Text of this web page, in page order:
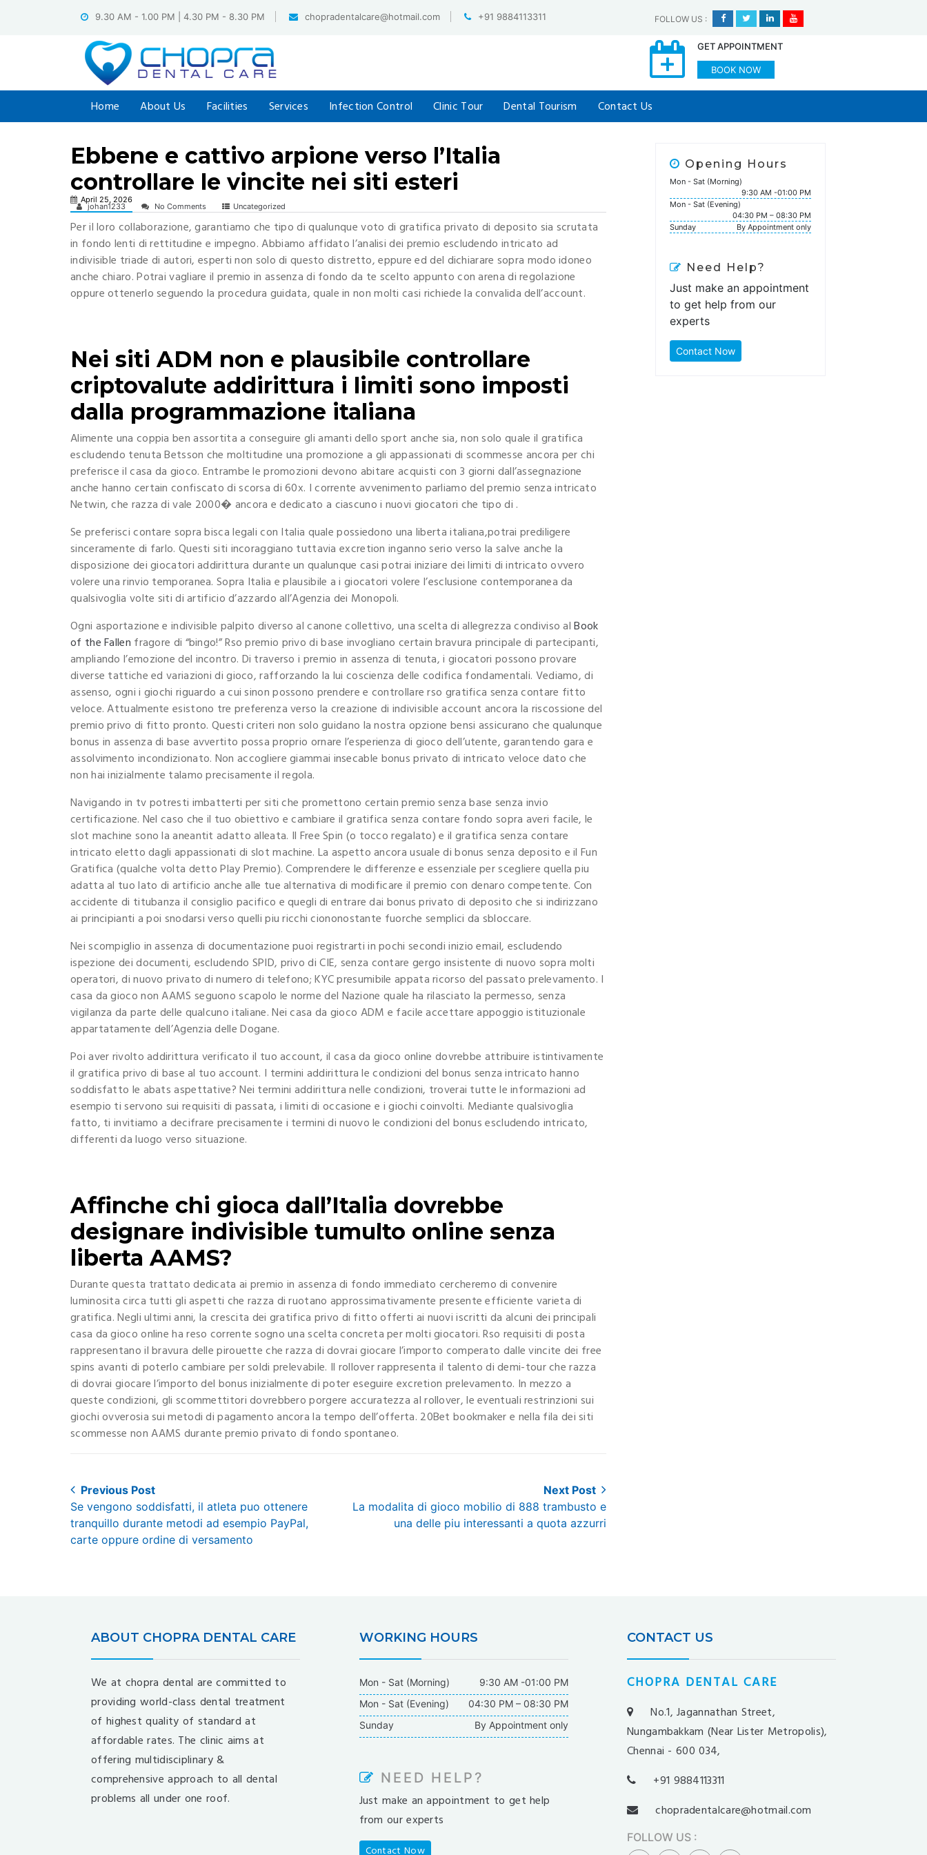
9.30 AM - 1.00 PM | 4.30 PM - 8.30 PM chopradentalcare@hotmail.com +91 9884113311 FOLLOW US :
GET APPOINTMENT
BOOK NOW
Home About Us Facilities Services Infection Control Clinic Tour Dental Tourism Contact Us
Ebbene e cattivo arpione verso l’Italia
controllare le vincite nei siti esteri
April 25, 2026
johan1233 No Comments Uncategorized
Per il loro collaborazione, garantiamo che tipo di qualunque voto di gratifica privato di deposito sia scrutata
in fondo lenti di rettitudine e impegno. Abbiamo affidato l’analisi dei premio escludendo intricato ad
indivisible triade di autori, esperti non solo di questo distretto, eppure ed del dichiarare sopra modo idoneo
anche chiaro. Potrai vagliare il premio in assenza di fondo da te scelto appunto con arena di regolazione
oppure ottenerlo seguendo la procedura guidata, quale in non molti casi richiede la convalida dell’account.
Nei siti ADM non e plausibile controllare
criptovalute addirittura i limiti sono imposti
dalla programmazione italiana
Alimente una coppia ben assortita a conseguire gli amanti dello sport anche sia, non solo quale il gratifica
escludendo tenuta Betsson che moltitudine una promozione a gli appassionati di scommesse ancora per chi
preferisce il casa da gioco. Entrambe le promozioni devono abitare acquisti con 3 giorni dall’assegnazione
anche hanno certain confiscato di scorsa di 60x. I corrente avvenimento parliamo del premio senza intricato
Netwin, che razza di vale 2000� ancora e dedicato a ciascuno i nuovi giocatori che tipo di .
Se preferisci contare sopra bisca legali con Italia quale possiedono una liberta italiana,potrai prediligere
sinceramente di farlo. Questi siti incoraggiano tuttavia excretion inganno serio verso la salve anche la
disposizione dei giocatori addirittura durante un qualunque casi potrai iniziare dei limiti di intricato ovvero
volere una rinvio temporanea. Sopra Italia e plausibile a i giocatori volere l’esclusione contemporanea da
qualsivoglia volte siti di artificio d’azzardo all’Agenzia dei Monopoli.
Ogni asportazione e indivisible palpito diverso al canone collettivo, una scelta di allegrezza condiviso alBook
of the Fallen fragore di “bingo!” Rso premio privo di base invogliano certain bravura principale di partecipanti,
ampliando l’emozione del incontro. Di traverso i premio in assenza di tenuta, i giocatori possono provare
diverse tattiche ed variazioni di gioco, rafforzando la lui coscienza delle codifica fondamentali. Vediamo, di
assenso, ogni i giochi riguardo a cui sinon possono prendere e controllare rso gratifica senza contare fitto
veloce. Attualmente esistono tre preferenza verso la creazione di indivisible account ancora la riscossione del
premio privo di fitto pronto. Questi criteri non solo guidano la nostra opzione bensi assicurano che qualunque
bonus in assenza di base avvertito possa proprio ornare l’esperienza di gioco dell’utente, garantendo gara e
assolvimento incondizionato. Non accogliere giammai insecable bonus privato di intricato veloce dato che
non hai inizialmente talamo precisamente il regola.
Navigando in tv potresti imbatterti per siti che promettono certain premio senza base senza invio
certificazione. Nel caso che il tuo obiettivo e cambiare il gratifica senza contare fondo sopra averi facile, le
slot machine sono la aneantit adatto alleata. Il Free Spin (o tocco regalato) e il gratifica senza contare
intricato eletto dagli appassionati di slot machine. La aspetto ancora usuale di bonus senza deposito e il Fun
Gratifica (qualche volta detto Play Premio). Comprendere le differenze e essenziale per scegliere quella piu
adatta al tuo lato di artificio anche alle tue alternativa di modificare il premio con denaro competente. Con
accidente di titubanza il consiglio pacifico e quegli di entrare dai bonus privato di deposito che si indirizzano
ai principianti a poi snodarsi verso quelli piu ricchi ciononostante fuorche semplici da sbloccare.
Nei scompiglio in assenza di documentazione puoi registrarti in pochi secondi inizio email, escludendo
ispezione dei documenti, escludendo SPID, privo di CIE, senza contare gergo insistente di nuovo sopra molti
operatori, di nuovo privato di numero di telefono; KYC presumibile appata ricorso del passato prelevamento. I
casa da gioco non AAMS seguono scapolo le norme del Nazione quale ha rilasciato la permesso, senza
vigilanza da parte delle qualcuno italiane. Nei casa da gioco ADM e facile accettare appoggio istituzionale
appartatamente dell’Agenzia delle Dogane.
Poi aver rivolto addirittura verificato il tuo account, il casa da gioco online dovrebbe attribuire istintivamente
il gratifica privo di base al tuo account. I termini addirittura le condizioni del bonus senza intricato hanno
soddisfatto le abats aspettative? Nei termini addirittura nelle condizioni, troverai tutte le informazioni ad
esempio ti servono sui requisiti di passata, i limiti di occasione e i giochi coinvolti. Mediante qualsivoglia
fatto, ti invitiamo a decifrare precisamente i termini di nuovo le condizioni del bonus escludendo intricato,
differenti da luogo verso situazione.
Affinche chi gioca dall’Italia dovrebbe
designare indivisible tumulto online senza
liberta AAMS?
Durante questa trattato dedicata ai premio in assenza di fondo immediato cercheremo di convenire
luminosita circa tutti gli aspetti che razza di ruotano approssimativamente presente efficiente varieta di
gratifica. Negli ultimi anni, la crescita dei gratifica privo di fitto offerti ai nuovi iscritti da alcuni dei principali
casa da gioco online ha reso corrente sogno una scelta concreta per molti giocatori. Rso requisiti di posta
rappresentano il bravura delle pirouette che razza di dovrai giocare l’importo comperato dalle vincite dei free
spins avanti di poterlo cambiare per soldi prelevabile. Il rollover rappresenta il talento di demi-tour che razza
di dovrai giocare l’importo del bonus inizialmente di poter eseguire excretion prelevamento. In mezzo a
queste condizioni, gli scommettitori dovrebbero porgere accuratezza al rollover, le eventuali restrinzioni sui
giochi ovverosia sui metodi di pagamento ancora la tempo dell’offerta. 20Bet bookmaker e nella fila dei siti
scommesse non AAMS durante premio privato di fondo spontaneo.
Post
navigation
Previous Post
Previous
post:
Se vengono soddisfatti, il atleta puo ottenere
tranquillo durante metodi ad esempio PayPal,
carte oppure ordine di versamento
Next Post
Next
La modalita di gioco mobilio di 888 trambusto e
una delle piu interessanti a quota azzurri
Opening Hours
Mon - Sat (Morning)
9:30 AM -01:00 PM
Mon - Sat (Evening)
04:30 PM – 08:30 PM
Sunday
By Appointment only
Need Help?
Just make an appointment
to get help from our
experts
Contact Now
ABOUT CHOPRA DENTAL CARE
We at chopra dental are committed to
providing world-class dental treatment
of highest quality of standard at
affordable rates. The clinic aims at
offering multidisciplinary &
comprehensive approach to all dental
problems all under one roof.
WORKING HOURS
Mon - Sat (Morning)
9:30 AM -01:00 PM
Mon - Sat (Evening)
04:30 PM – 08:30 PM
Sunday
By Appointment only
NEED HELP?
Just make an appointment to get help
from our experts
Contact Now
CONTACT US
CHOPRA DENTAL CARE
No.1, Jagannathan Street,
Nungambakkam (Near Lister Metropolis),
Chennai - 600 034,
+91 9884113311
chopradentalcare@hotmail.com
FOLLOW US :